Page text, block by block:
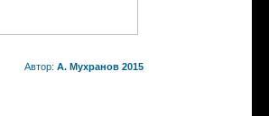
Автор: А. Мухранов 2015